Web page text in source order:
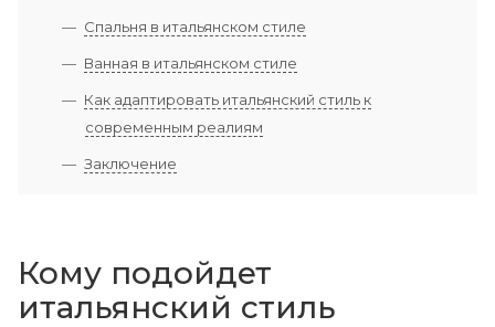
Спальня в итальянском стиле
Ванная в итальянском стиле
Как адаптировать итальянский стиль к
современным реалиям
Заключение
Кому подойдет
итальянский стиль